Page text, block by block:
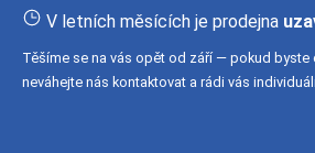
V letních měsících je prodejna
Těšíme se na vás opět od září — pokud byste
neváhejte nás kontaktovat a rádi vás